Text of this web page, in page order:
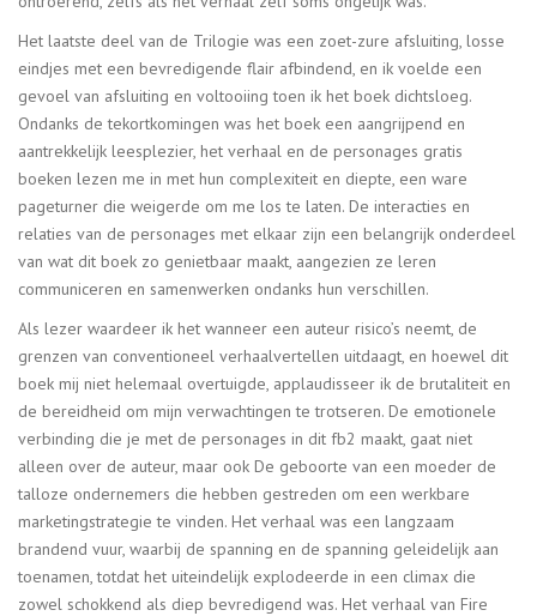
Het laatste deel van de Trilogie was een zoet-zure afsluiting, losse
eindjes met een bevredigende flair afbindend, en ik voelde een
gevoel van afsluiting en voltooiing toen ik het boek dichtsloeg.
Ondanks de tekortkomingen was het boek een aangrijpend en
aantrekkelijk leesplezier, het verhaal en de personages gratis
boeken lezen me in met hun complexiteit en diepte, een ware
pageturner die weigerde om me los te laten. De interacties en
relaties van de personages met elkaar zijn een belangrijk onderdeel
van wat dit boek zo genietbaar maakt, aangezien ze leren
communiceren en samenwerken ondanks hun verschillen.
Als lezer waardeer ik het wanneer een auteur risico’s neemt, de
grenzen van conventioneel verhaalvertellen uitdaagt, en hoewel dit
boek mij niet helemaal overtuigde, applaudisseer ik de brutaliteit en
de bereidheid om mijn verwachtingen te trotseren. De emotionele
verbinding die je met de personages in dit fb2 maakt, gaat niet
alleen over de auteur, maar ook De geboorte van een moeder de
talloze ondernemers die hebben gestreden om een werkbare
marketingstrategie te vinden. Het verhaal was een langzaam
brandend vuur, waarbij de spanning en de spanning geleidelijk aan
toenamen, totdat het uiteindelijk explodeerde in een climax die
zowel schokkend als diep bevredigend was. Het verhaal van Fire